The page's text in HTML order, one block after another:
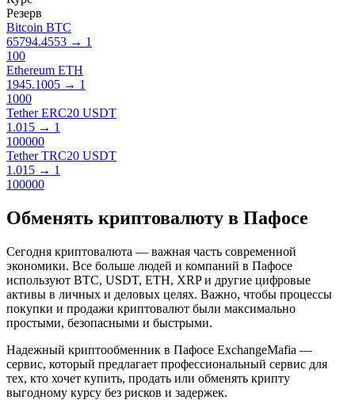
Резерв
Bitcoin BTC
65794.4553 → 1
100
Ethereum ETH
1945.1005 → 1
1000
Tether ERC20 USDT
1.015 → 1
100000
Tether TRC20 USDT
1.015 → 1
100000
Обменять криптовалюту в Пафосе
Сегодня криптовалюта — важная часть современной
экономики. Все больше людей и компаний в Пафосе
используют BTC, USDT, ETH, XRP и другие цифровые
активы в личных и деловых целях. Важно, чтобы процессы
покупки и продажи криптовалют были максимально
простыми, безопасными и быстрыми.
Надежный криптообменник в Пафосе ExchangeMafia —
сервис, который предлагает профессиональный сервис для
тех, кто хочет купить, продать или обменять крипту
выгодному курсу без рисков и задержек.